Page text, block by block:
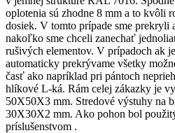
oplotenia sú zhodne 8 mm a to kvôli
dosiek. V tomto prípade sme prekryli
nakoľko sme chceli zanechať
rušivých elementov. V prípadoch ak
automaticky prekrývame všetky
časť ako napríklad pri pántoch
hlíkové L-ká. Rám celej zákazky je
50X50X3 mm. Stredové výstuhy na
30X30X2 mm. Ako pohon bol
príslušenstvom .